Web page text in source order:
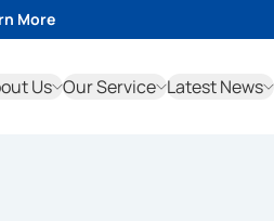
More
Us Our Service Latest News